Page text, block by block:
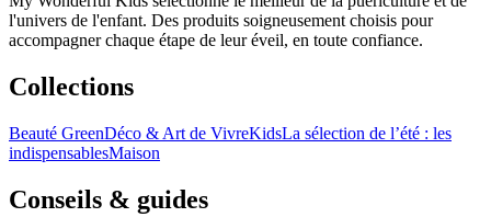
l'univers de l'enfant. Des produits soigneusement choisis pour
accompagner chaque étape de leur éveil, en toute confiance.
Collections
Beauté GreenDéco & Art de VivreKidsLa sélection de l’été : les
indispensablesMaison
Conseils & guides